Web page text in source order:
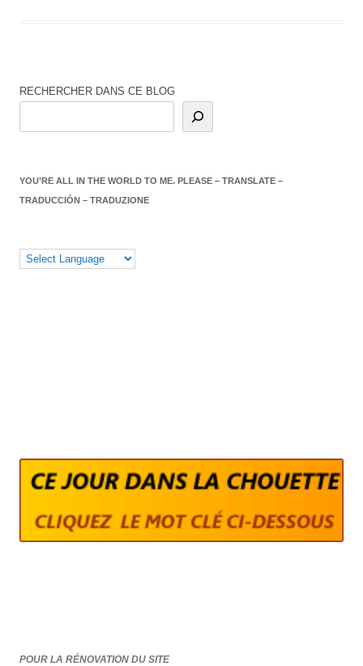
RECHERCHER DANS CE BLOG
YOU’RE ALL IN THE WORLD TO ME. PLEASE – TRANSLATE –
TRADUCCIÓN – TRADUZIONE
POUR LA RÉNOVATION DU SITE